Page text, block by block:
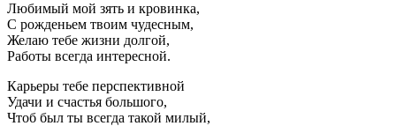
Любимый мой зять и кровинка,
С рожденьем твоим чудесным,
Желаю тебе жизни долгой,
Работы всегда интересной.
Карьеры тебе перспективной
Удачи и счастья большого,
Чтоб был ты всегда такой милый,